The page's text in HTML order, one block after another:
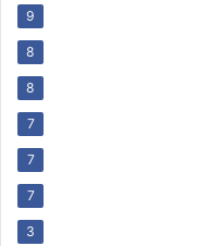
9
8
8
7
7
7
3